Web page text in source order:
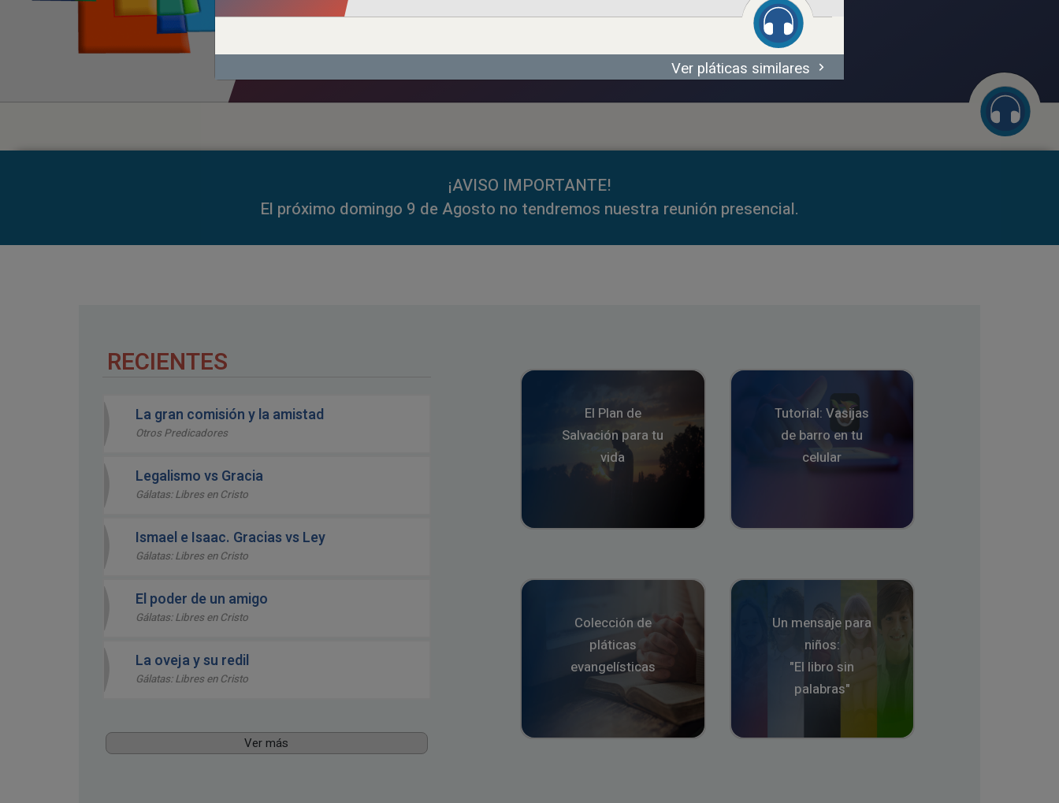
¡AVISO IMPORTANTE!
El próximo domingo 9 de Agosto no tendremos nuestra reunión presencial.
RECIENTES
La gran comisión y la amistad
Otros Predicadores
Legalismo vs Gracia
Gálatas: Libres en Cristo
Ismael e Isaac. Gracias vs Ley
Gálatas: Libres en Cristo
El poder de un amigo
Gálatas: Libres en Cristo
La oveja y su redil
Gálatas: Libres en Cristo
Ver más
El Plan de
Salvación para tu
vida
Tutorial: Vasijas
de barro en tu
celular
Colección de
pláticas
evangelísticas
Un mensaje para
niños:
"El libro sin
palabras"
00:00 51:37
Ver pláticas similares